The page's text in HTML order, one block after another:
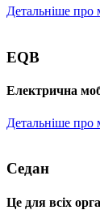
Детальніше про
EQB
Електрична
Детальніше про
Седан
Це для всіх